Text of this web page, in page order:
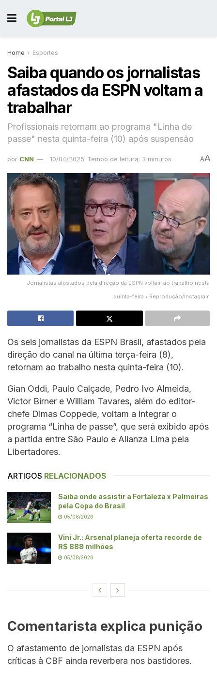
Home Esportes
Saiba quando os jornalistas
afastados da ESPN voltam a
trabalhar
Profissionais retornam ao programa "Linha de
passe" nesta quinta-feira (10) após suspensão
por CNN 10/04/2025 Tempo de leitura: 3 minutos AA
Jornalistas afastados pela direção da ESPN voltam ao trabalho nesta
quinta-feira • Reprodução/Instagram
Os seis jornalistas da ESPN Brasil, afastados pela
direção do canal na última terça-feira (8),
retornam ao trabalho nesta quinta-feira (10).
Gian Oddi, Paulo Calçade, Pedro Ivo Almeida,
Victor Birner e William Tavares, além do editor-
chefe Dimas Coppede, voltam a integrar o
programa “Linha de passe”, que será exibido após
a partida entre São Paulo e Alianza Lima pela
Libertadores.
ARTIGOS RELACIONADOS
Saiba onde assistir a Fortaleza x Palmeiras
pela Copa do Brasil
05/08/2026
Vini Jr.: Arsenal planeja oferta recorde de
R$ 888 milhões
05/08/2026
Comentarista explica punição
O afastamento de jornalistas da ESPN após
críticas à CBF ainda reverbera nos bastidores.